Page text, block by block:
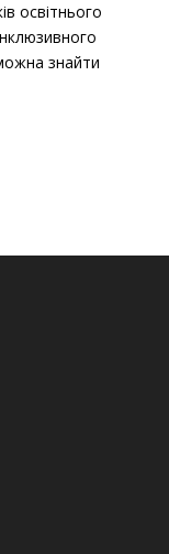
освітнього
знайти